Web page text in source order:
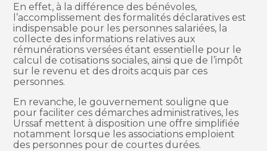
En effet, à la différence des bénévoles,
l’accomplissement des formalités déclaratives est
indispensable pour les personnes salariées, la
collecte des informations relatives aux
rémunérations versées étant essentielle pour le
calcul de cotisations sociales, ainsi que de l’impôt
sur le revenu et des droits acquis par ces
personnes.
En revanche, le gouvernement souligne que
pour faciliter ces démarches administratives, les
Urssaf mettent à disposition une offre simplifiée
notamment lorsque les associations emploient
des personnes pour de courtes durées.